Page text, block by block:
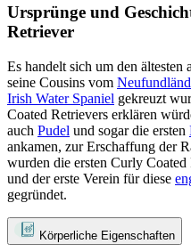
Ursprünge und
Retriever
Es handelt sich um den
seine Cousins vom
Irish Water Spaniel gekreuzt
Coated Retrievers erklären
auch Pudel und sogar die ersten
ankamen, zur Erschaffung der
wurden die ersten Curly
und der erste Verein für diese
gegründet.
Körperliche Eigenschaften